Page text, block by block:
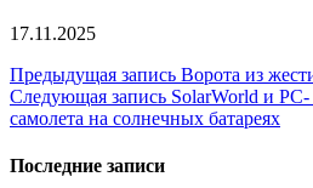
17.11.2025
Навигация
по
Предыдущая запись Ворота из
Следующая запись SolarWorld и
самолета на солнечных батареях
Последние записи